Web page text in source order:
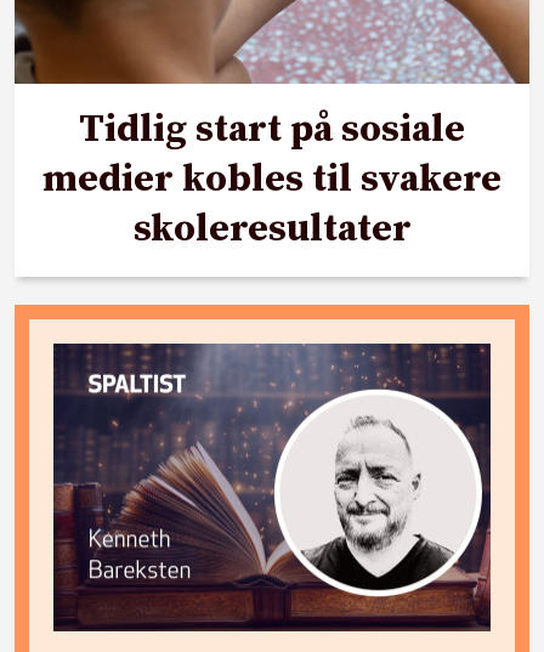
Tidlig start på sosiale
medier kobles til svakere
skoleresultater